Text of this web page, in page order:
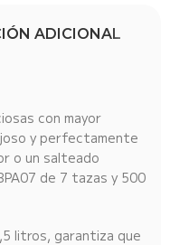
ADICIONAL
con mayor
y perfectamente
o un salteado
de 7 tazas y 500
litros, garantiza que